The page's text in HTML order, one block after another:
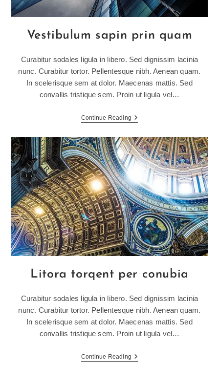
Vestibulum sapin prin quam
Curabitur sodales ligula in libero. Sed dignissim lacinia
nunc. Curabitur tortor. Pellentesque nibh. Aenean quam.
In scelerisque sem at dolor. Maecenas mattis. Sed
convallis tristique sem. Proin ut ligula vel…
Continue Reading Vestibulum
Quam
Litora torqent per conubia
Curabitur sodales ligula in libero. Sed dignissim lacinia
nunc. Curabitur tortor. Pellentesque nibh. Aenean quam.
In scelerisque sem at dolor. Maecenas mattis. Sed
convallis tristique sem. Proin ut ligula vel…
Continue Reading Litora